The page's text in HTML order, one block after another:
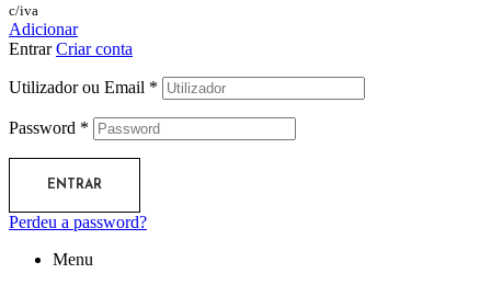
c/iva
Adicionar
Entrar Criar conta
Utilizador ou Email *
Password *
ENTRAR
Perdeu a password?
Menu